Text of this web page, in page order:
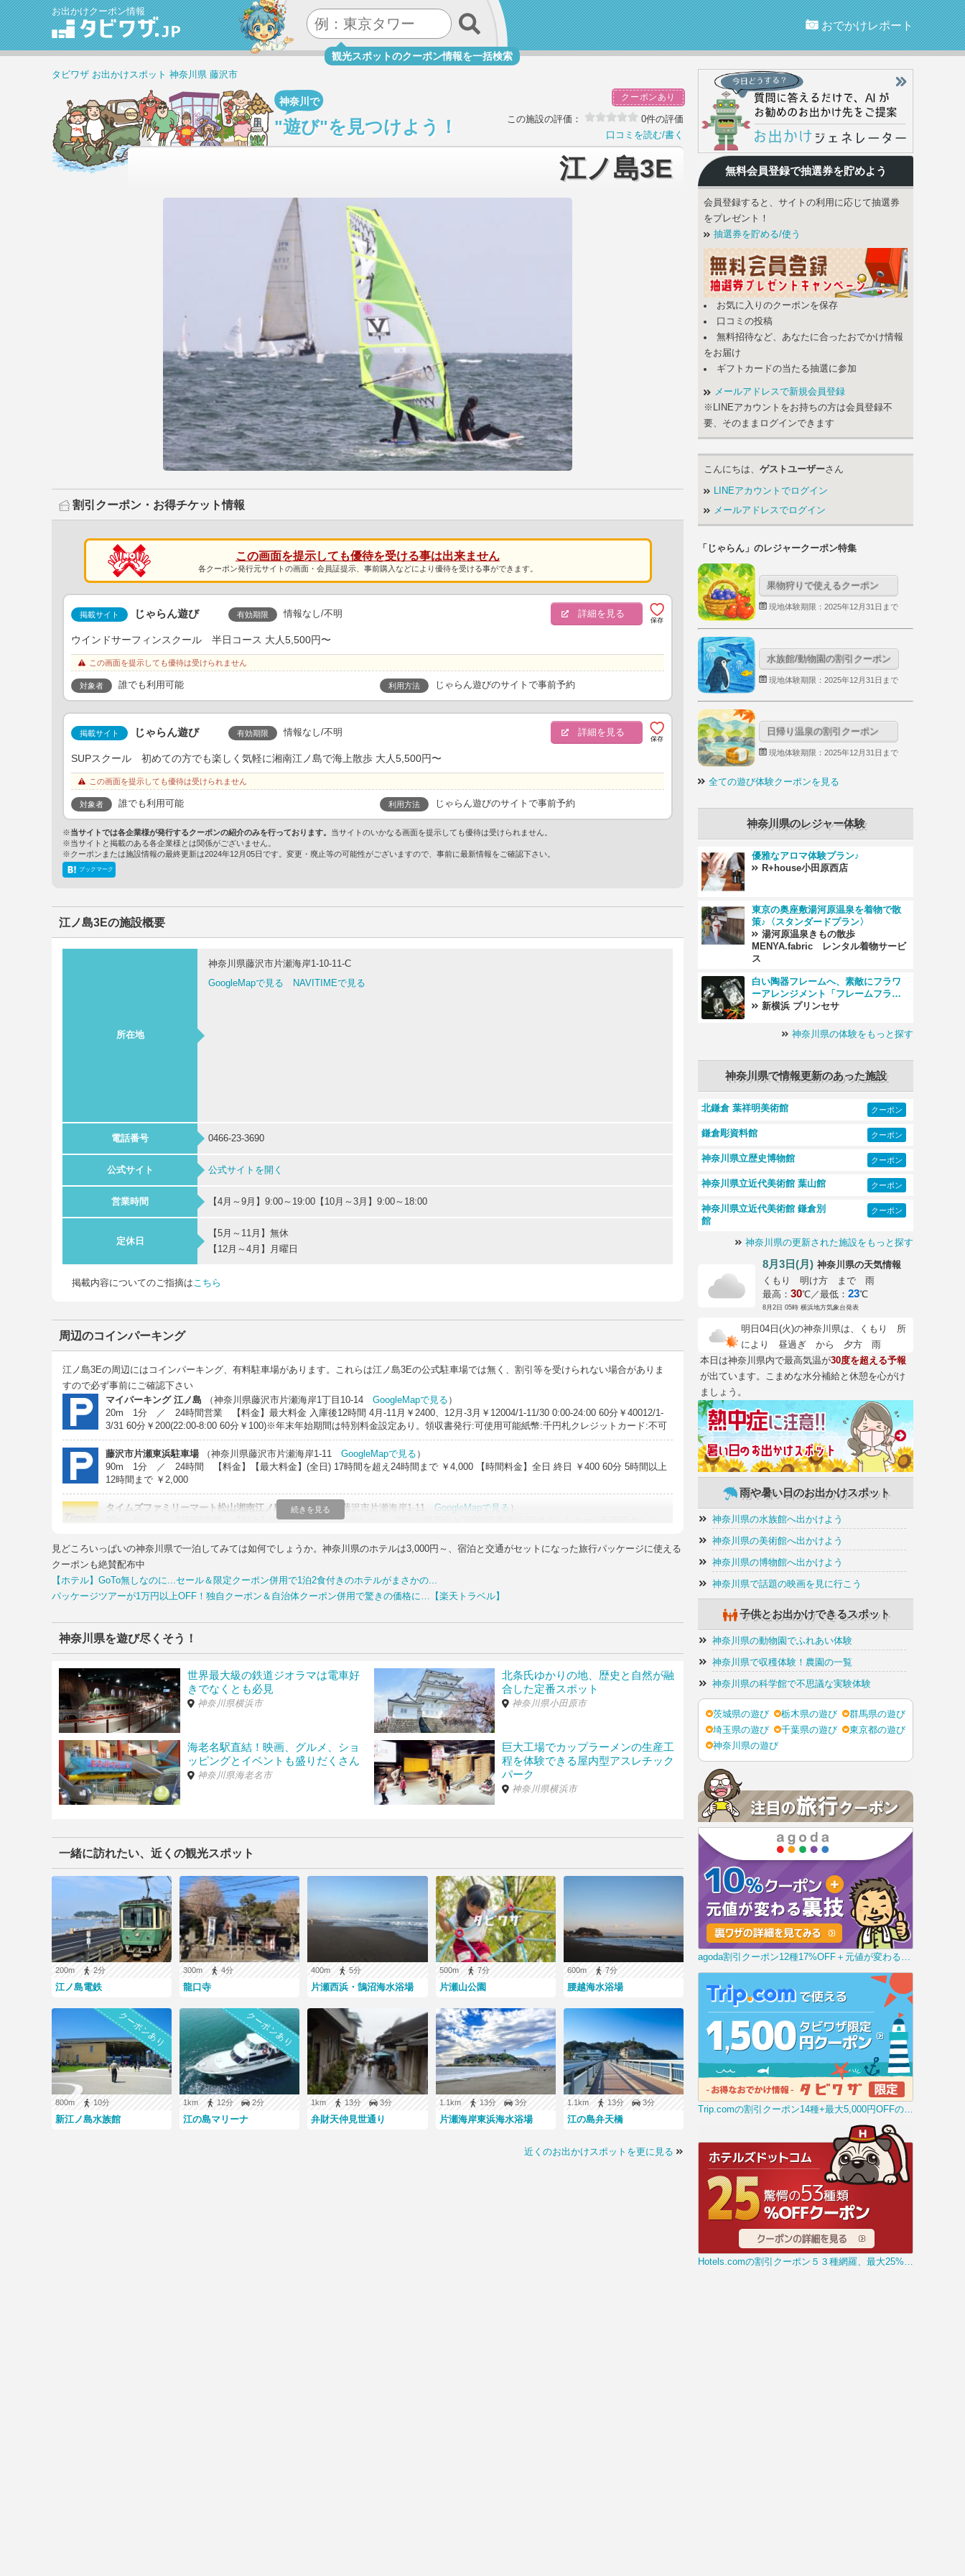
お出かけクーポン情報
観光スポットのクーポン情報を一括検索
おでかけレポート
タビワザ お出かけスポット 神奈川県 藤沢市
クーポンあり
この施設の評価：
0件の評価
口コミを読む/書く
江ノ島3E
神奈川で
"遊び"を見つけよう！
割引クーポン・お得チケット情報
この画面を提示しても優待を受ける事は出来ません
各クーポン発行元サイトの画面・会員証提示、事前購入などにより優待を受ける事ができます。
掲載サイト じゃらん遊び 有効期限 情報なし/不明
ウインドサーフィンスクール 半日コース 大人5,500円〜
詳細を見る
この画面を提示しても優待は受けられません
対象者 誰でも利用可能 利用方法 じゃらん遊びのサイトで事前予約
掲載サイト じゃらん遊び 有効期限 情報なし/不明
SUPスクール 初めての方でも楽しく気軽に湘南江ノ島で海上散歩 大人5,500円〜
詳細を見る
この画面を提示しても優待は受けられません
対象者 誰でも利用可能 利用方法 じゃらん遊びのサイトで事前予約
※当サイトでは各企業様が発行するクーポンの紹介のみを行っております。 当サイトのいかなる画面を提示しても優待は受けられません。
※当サイトと掲載のある各企業様とは関係がございません。
※クーポンまたは施設情報の最終更新は2024年12月05日です。変更・廃止等の可能性がございますので、事前に最新情報をご確認下さい。
ブックマーク
江ノ島3Eの施設概要
所在地
神奈川県藤沢市片瀬海岸1-10-11-C
GoogleMapで見る
NAVITIMEで見る
電話番号 0466-23-3690
公式サイト 公式サイトを開く
営業時間 【4月～9月】9:00～19:00【10月～3月】9:00～18:00
定休日
【5月～11月】無休
【12月～4月】月曜日
掲載内容についてのご指摘は こちら
周辺のコインパーキング
江ノ島3Eの周辺にはコインパーキング、有料駐車場があります。これらは江ノ島3Eの公式駐車場では無く、割引等を受けられない場合がありま
すので必ず事前にご確認下さい
続きを見る
マイパーキング 江ノ島 （神奈川県藤沢市片瀬海岸1丁目10-14 GoogleMapで見る ）
20m 1分 ／ 24時間営業 【料金】最大料金 入庫後12時間 4月-11月￥2400、12月-3月￥12004/1-11/30 0:00-24:00 60分￥40012/1-
3/31 60分￥200(22:00-8:00 60分￥100)※年末年始期間は特別料金設定あり。領収書発行:可使用可能紙幣:千円札クレジットカード:不可
藤沢市片瀬東浜駐車場 （神奈川県藤沢市片瀬海岸1-11 GoogleMapで見る ）
90m 1分 ／ 24時間 【料金】【最大料金】(全日) 17時間を超え24時間まで ￥4,000 【時間料金】全日 終日 ￥400 60分 5時間以上
12時間まで ￥2,000
タイムズファミリーマート松山湘南江ノ島店（神奈川県藤沢市片瀬海岸1-11 GoogleMapで見る ）
90m 1分 ／ 24時間営業 【料金】00:00-24:00 30分￥0(ただし、30分以降30分￥300領収書発行:可ポイントカード利用可クレジッ
タイムズ片瀬海岸第7
100m 1分 ／ 24時間営業 【料金】00:00-24:00 30分￥220■最大料金08:00-18:00 最大料金￥143018:00-08:00 最大料金￥440領収書
発行:可ポイントカード利用可クレジットカード利用可タイムズビジネスカード利用可
カード利用可タイムズビジネスカード利用可
タイムズ片瀬海岸第3（神奈川県藤沢市片瀬海岸1-6GoogleMapで見る）
220m 2分 ／ 24時間営業 【料金】月-金09:00-21:00 30分￥30021:00-09:00 60分￥100土・日・祝09:00-21:00 30分￥50021:00-
09:00 60分￥100領収書発行:可ポイントカード利用可クレジットカード利用可タイムズビジネスカード利用可
リパーク片瀬3丁目 GoogleMapで見る）
260m 3分 ／ 24時間営業 【料金】平日08:00-20:00 30分 200円平日20:00-08:00 60分 100円土日祝08:00-20:00 30分 200円土日祝
20:00-08:00 60分 100円
タイムズのB 鎌倉腰越駐車場（神奈川県鎌倉市腰越3-14-7 GoogleMapで見る）
260m 3分 ／ 【料金】650～680円
290m 3分 ／ 24時間営業 【料金】平日08:00-20:00 30分 200円平日20:00-08:00 60分 100円土日祝08:00-20:00 30分 200円土日祝
20:00-08:00 60分 100円
タイムズ鎌倉腰越第2（神奈川県鎌倉市腰越3-14
320m 3分 ／ 24時間営業 【料金】月-金00:00-24:00 30分￥220土・日・祝00:00-24:00 30分￥330■最大料金月-金当日1日最大料金
￥1320(24時迄土・日・祝当日1日最大料金￥1650(24時迄領収書発行:可ポイントカード利用可クレジットカード利用可タイムズビジネ
スカード利用可■料金備考最大料金あります。長時間の駐車も安心！
※駐車料金・営業時間等は変更されている場合があります。必ず現地で最新の料金をご確認下さい。
見どころいっぱいの神奈川県で一泊してみては如何でしょうか。神奈川県のホテルは3,000円～、宿泊と交通がセットになった旅行パッケージに使える
クーポンも絶賛配布中
【ホテル】GoTo無しなのに...セール＆限定クーポン併用で1泊2食付きのホテルがまさかの...
パッケージツアーが1万円以上OFF！独自クーポン＆自治体クーポン併用で驚きの価格に…【楽天トラベル】
神奈川県を遊び尽くそう！
世界最大級の鉄道ジオラマは電車好
きでなくとも必見
神奈川県横浜市
北条氏ゆかりの地、歴史と自然が融
合した定番スポット
神奈川県小田原市
海老名駅直結！映画、グルメ、ショ
ッピングとイベントも盛りだくさん
神奈川県海老名市
巨大工場でカップラーメンの生産工
程を体験できる屋内型アスレチック
パーク
神奈川県横浜市
一緒に訪れたい、近くの観光スポット
200m 2分
江ノ島電鉄
300m 4分
龍口寺
400m 5分
片瀬西浜・鵠沼海水浴場
500m 7分
片瀬山公園
600m 7分
腰越海水浴場
クーポンあり
800m 10分
新江ノ島水族館
クーポンあり
1km 12分 2分
江の島マリーナ
1km 13分 3分
弁財天仲見世通り
1.1km 13分 3分
片瀬海岸東浜海水浴場
1.1km 13分 3分
江の島弁天橋
近くのお出かけスポットを更に見る
無料会員登録で抽選券を貯めよう
会員登録すると、サイトの利用に応じて抽選券
をプレゼント！
抽選券を貯める/使う
お気に入りのクーポンを保存
口コミの投稿
無料招待など、あなたに合ったおでかけ情報
をお届け
ギフトカードの当たる抽選に参加
メールアドレスで新規会員登録
※LINEアカウントをお持ちの方は会員登録不
要、そのままログインできます
こんにちは、 ゲストユーザーさん
LINEアカウントでログイン
メールアドレスでログイン
「じゃらん」のレジャークーポン特集
果物狩りで使えるクーポン
現地体験期限：2025年12月31日まで
水族館/動物園の割引クーポン
現地体験期限：2025年12月31日まで
日帰り温泉の割引クーポン
現地体験期限：2025年12月31日まで
全ての遊び体験クーポンを見る
神奈川県のレジャー体験
優雅なアロマ体験プラン♪
R+house小田原西店
東京の奥座敷湯河原温泉を着物で散
策♪〈スタンダードプラン〉
湯河原温泉きもの散歩
MENYA.fabric レンタル着物サービ
ス
白い陶器フレームへ、素敵にフラワ
ーアレンジメント「フレームフラワ
ー」♪
新横浜 プリンセサ
神奈川県の体験をもっと探す
神奈川県で情報更新のあった施設
北鎌倉 葉祥明美術館 クーポン
鎌倉彫資料館 クーポン
神奈川県立歴史博物館 クーポン
神奈川県立近代美術館 葉山館 クーポン
神奈川県立近代美術館 鎌倉別
館
クーポン
神奈川県の更新された施設をもっと探す
8月3日(月) 神奈川県の天気情報
くもり 明け方 まで 雨
最高： 30℃／最低： 23℃
8月2日 05時 横浜地方気象台発表
明日04日(火)の神奈川県は、くもり 所
により 昼過ぎ から 夕方 雨
本日は神奈川県内で最高気温が30度を超える予報
が出ています。こまめな水分補給と休憩を心がけ
ましょう。
雨や暑い日のお出かけスポット
神奈川県の水族館へ出かけよう
神奈川県の美術館へ出かけよう
神奈川県の博物館へ出かけよう
神奈川県で話題の映画を見に行こう
子供とお出かけできるスポット
神奈川県の動物園でふれあい体験
神奈川県で収穫体験！農園の一覧
神奈川県の科学館で不思議な実験体験
茨城県の遊び 栃木県の遊び
群馬県の遊び
埼玉県の遊び
千葉県の遊び
東京都の遊び
神奈川県の遊び
agoda割引クーポン12種17%OFF＋元値が変わる裏技
Trip.comの割引クーポン14種+最大5,000円OFFの裏技
Hotels.comの割引クーポン５３種網羅、最大25%OFFまとめ